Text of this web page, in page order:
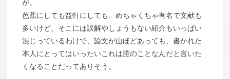
が。
芭蕉にしても益軒にしても、めちゃくちゃ有名で文献も
多いけど、そこには誤解やしょうもない紹介もいっぱい
混じっているわけで、論文が山ほどあっても、書かれた
本人にとってはいったいこれは誰のことなんだと言いた
くなることだってありそう。